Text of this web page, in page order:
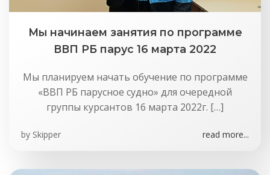
Мы начинаем занятия по программе
ВВП РБ парус 16 марта 2022
Мы планируем начать обучение по программе
«ВВП РБ парусное судно» для очередной
группы курсантов 16 марта 2022г. […]
by Skipper read more...